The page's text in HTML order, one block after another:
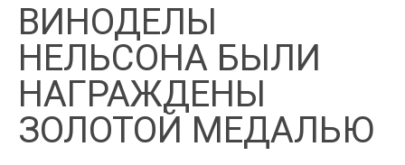
ВИНОДЕЛЫ
НЕЛЬСОНА БЫЛИ
НАГРАЖДЕНЫ
ЗОЛОТОЙ МЕДАЛЬЮ